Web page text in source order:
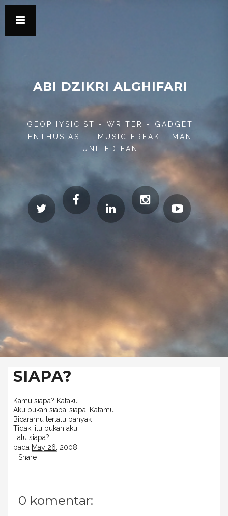
ABI DZIKRI ALGHIFARI
GEOPHYSICIST - WRITER - GADGET
ENTHUSIAST - MUSIC FREAK - MAN
UNITED FAN
SIAPA?
Kamu siapa? Kataku
Aku bukan siapa-siapa! Katamu
Bicaramu terlalu banyak
Tidak, itu bukan aku
Lalu siapa?
pada May 26, 2008
Share
0 komentar: